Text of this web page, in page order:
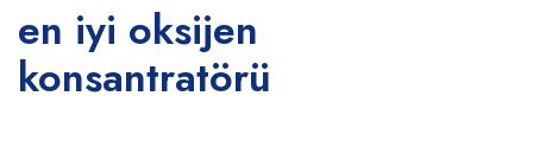
en iyi oksijen
konsantratörü